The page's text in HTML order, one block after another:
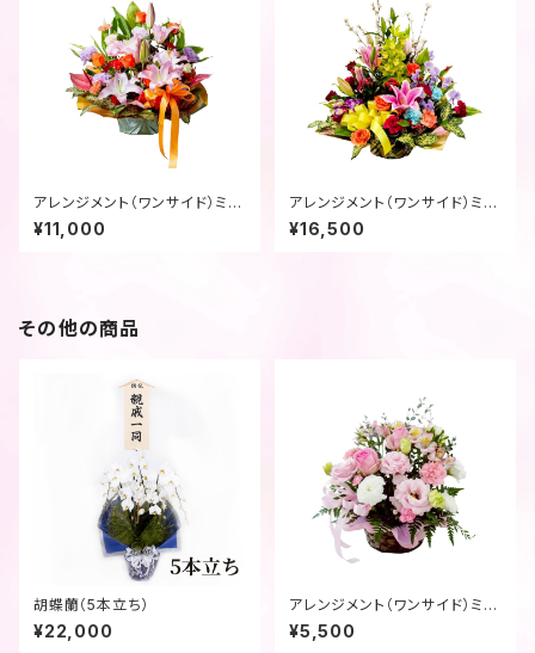
アレンジメント（ワンサイド）ミッ
クス
¥11,000
アレンジメント（ワンサイド）ミッ
クス
¥16,500
その他の商品
胡蝶蘭（5本立ち）
¥22,000
アレンジメント（ワンサイド）ミッ
クス
¥5,500